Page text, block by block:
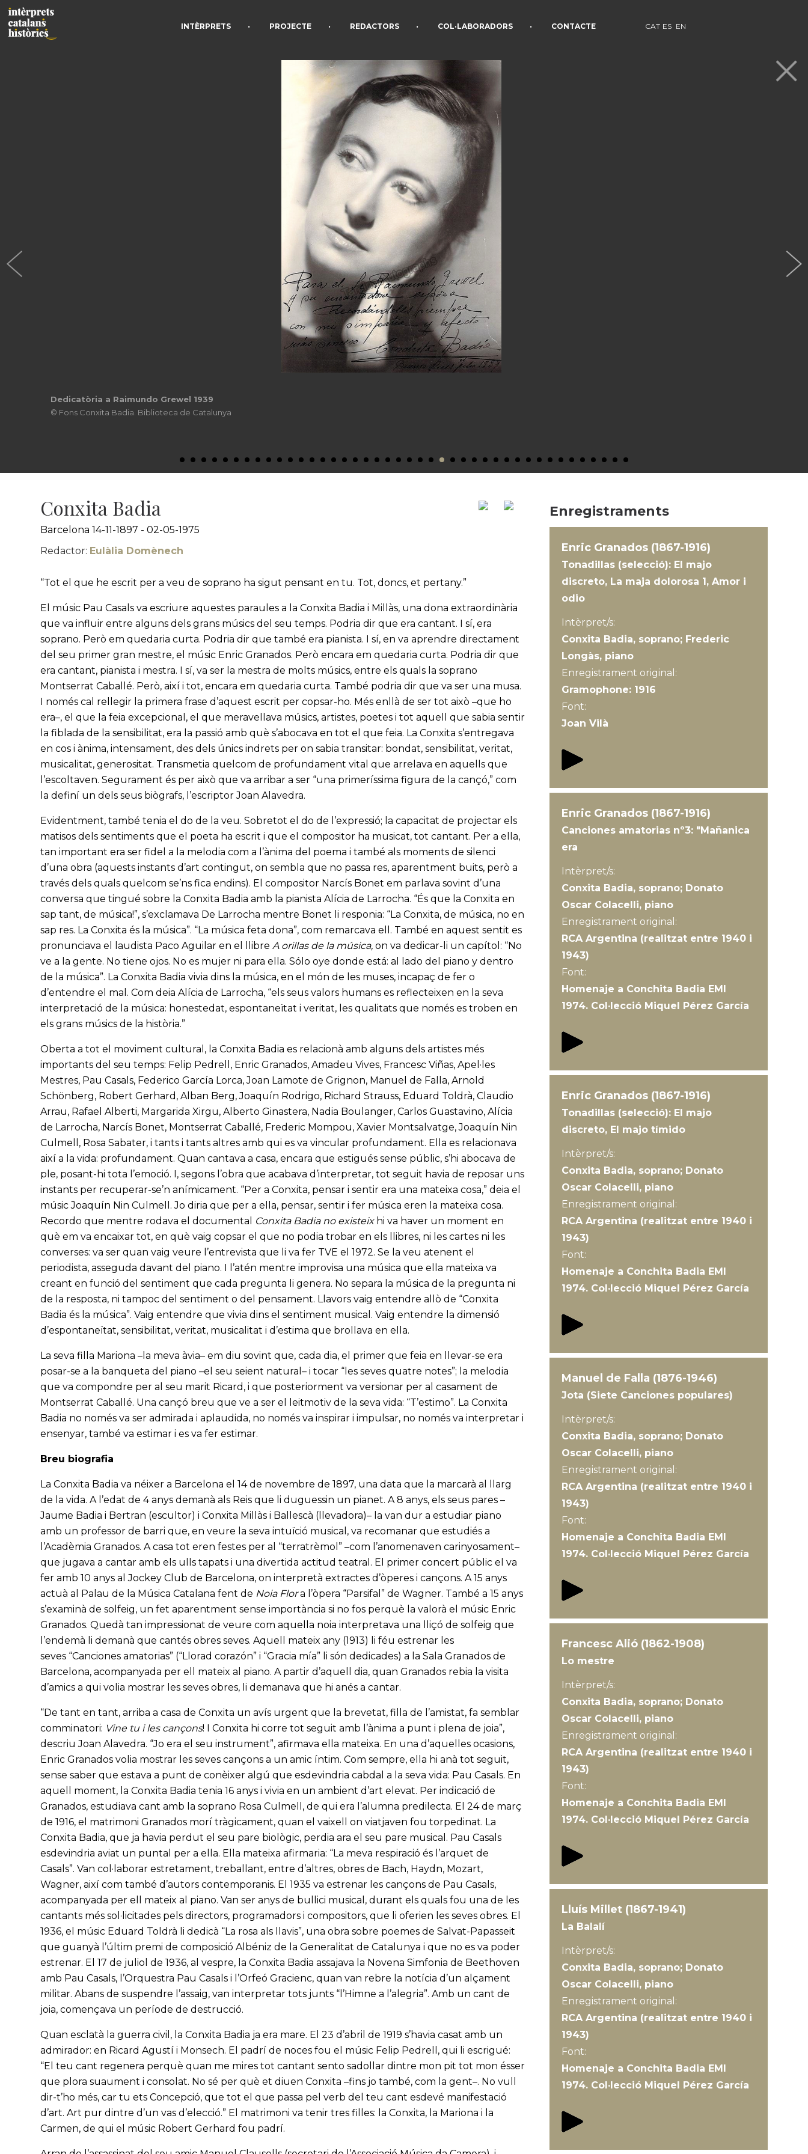
INTÈRPRETS • PROJECTE • REDACTORS • COL·LABORADORS • CONTACTE CAT ES EN
Dedicatòria a Raimundo Grewel 1939
© Fons Conxita Badia. Biblioteca de Catalunya
Conxita Badia
Barcelona 14-11-1897 - 02-05-1975
Redactor: Eulàlia Domènech
“Tot el que he escrit per a veu de soprano ha sigut pensant en tu. Tot, doncs, et pertany.”
El músic Pau Casals va escriure aquestes paraules a la Conxita Badia i Millàs, una dona extraordinària
que va influir entre alguns dels grans músics del seu temps. Podria dir que era cantant. I sí, era
soprano. Però em quedaria curta. Podria dir que també era pianista. I sí, en va aprendre directament
del seu primer gran mestre, el músic Enric Granados. Però encara em quedaria curta. Podria dir que
era cantant, pianista i mestra. I sí, va ser la mestra de molts músics, entre els quals la soprano
Montserrat Caballé. Però, així i tot, encara em quedaria curta. També podria dir que va ser una musa.
I només cal rellegir la primera frase d’aquest escrit per copsar-ho. Més enllà de ser tot això –que ho
era–, el que la feia excepcional, el que meravellava músics, artistes, poetes i tot aquell que sabia sentir
la fiblada de la sensibilitat, era la passió amb què s’abocava en tot el que feia. La Conxita s’entregava
en cos i ànima, intensament, des dels únics indrets per on sabia transitar: bondat, sensibilitat, veritat,
musicalitat, generositat. Transmetia quelcom de profundament vital que arrelava en aquells que
l’escoltaven. Segurament és per això que va arribar a ser “una primeríssima figura de la cançó,” com
la definí un dels seus biògrafs, l’escriptor Joan Alavedra.
Evidentment, també tenia el do de la veu. Sobretot el do de l’expressió; la capacitat de projectar els
matisos dels sentiments que el poeta ha escrit i que el compositor ha musicat, tot cantant. Per a ella,
tan important era ser fidel a la melodia com a l’ànima del poema i també als moments de silenci
d’una obra (aquests instants d’art contingut, on sembla que no passa res, aparentment buits, però a
través dels quals quelcom se’ns fica endins). El compositor Narcís Bonet em parlava sovint d’una
conversa que tingué sobre la Conxita Badia amb la pianista Alícia de Larrocha. “És que la Conxita en
sap tant, de música!”, s’exclamava De Larrocha mentre Bonet li responia: “La Conxita, de música, no en
sap res. La Conxita és la música”. “La música feta dona”, com remarcava ell. També en aquest sentit es
pronunciava el laudista Paco Aguilar en el llibreA orillas de la música, on va dedicar-li un capítol: “No
ve a la gente. No tiene ojos. No es mujer ni para ella. Sólo oye donde está: al lado del piano y dentro
de la música”. La Conxita Badia vivia dins la música, en el món de les muses, incapaç de fer o
d’entendre el mal. Com deia Alícia de Larrocha, “els seus valors humans es reflecteixen en la seva
interpretació de la música: honestedat, espontaneïtat i veritat, les qualitats que només es troben en
els grans músics de la història.”
Oberta a tot el moviment cultural, la Conxita Badia es relacionà amb alguns dels artistes més
importants del seu temps: Felip Pedrell, Enric Granados, Amadeu Vives, Francesc Viñas, Apel·les
Mestres, Pau Casals, Federico García Lorca, Joan Lamote de Grignon, Manuel de Falla, Arnold
Schönberg, Robert Gerhard, Alban Berg, Joaquín Rodrigo, Richard Strauss, Eduard Toldrà, Claudio
Arrau, Rafael Alberti, Margarida Xirgu, Alberto Ginastera, Nadia Boulanger, Carlos Guastavino, Alícia
de Larrocha, Narcís Bonet, Montserrat Caballé, Frederic Mompou, Xavier Montsalvatge, Joaquín Nin
Culmell, Rosa Sabater, i tants i tants altres amb qui es va vincular profundament. Ella es relacionava
així a la vida: profundament. Quan cantava a casa, encara que estigués sense públic, s’hi abocava de
ple, posant-hi tota l’emoció. I, segons l’obra que acabava d’interpretar, tot seguit havia de reposar uns
instants per recuperar-se’n anímicament. “Per a Conxita, pensar i sentir era una mateixa cosa,” deia el
músic Joaquín Nin Culmell. Jo diria que per a ella, pensar, sentir i fer música eren la mateixa cosa.
Recordo que mentre rodava el documental Conxita Badia no existeixhi va haver un moment en
què em va encaixar tot, en què vaig copsar el que no podia trobar en els llibres, ni les cartes ni les
converses: va ser quan vaig veure l’entrevista que li va fer TVE el 1972. Se la veu atenent el
periodista, asseguda davant del piano. I l’atén mentre improvisa una música que ella mateixa va
creant en funció del sentiment que cada pregunta li genera. No separa la música de la pregunta ni
de la resposta, ni tampoc del sentiment o del pensament. Llavors vaig entendre allò de “Conxita
Badia és la música”. Vaig entendre que vivia dins el sentiment musical. Vaig entendre la dimensió
d’espontaneïtat, sensibilitat, veritat, musicalitat i d’estima que brollava en ella.
La seva filla Mariona –la meva àvia– em diu sovint que, cada dia, el primer que feia en llevar-se era
posar-se a la banqueta del piano –el seu seient natural– i tocar “les seves quatre notes”; la melodia
que va compondre per al seu marit Ricard, i que posteriorment va versionar per al casament de
Montserrat Caballé. Una cançó breu que ve a ser el leitmotiv de la seva vida: “T’estimo”. La Conxita
Badia no només va ser admirada i aplaudida, no només va inspirar i impulsar, no només va interpretar i
ensenyar, també va estimar i es va fer estimar.
Breu biografia
La Conxita Badia va néixer a Barcelona el 14 de novembre de 1897, una data que la marcarà al llarg
de la vida. A l’edat de 4 anys demanà als Reis que li duguessin un pianet. A 8 anys, els seus pares –
Jaume Badia i Bertran (escultor) i Conxita Millàs i Ballescà (llevadora)– la van dur a estudiar piano
amb un professor de barri que, en veure la seva intuïció musical, va recomanar que estudiés a
l’Acadèmia Granados. A casa tot eren festes per al “terratrèmol” –com l’anomenaven carinyosament–
que jugava a cantar amb els ulls tapats i una divertida actitud teatral. El primer concert públic el va
fer amb 10 anys al Jockey Club de Barcelona, on interpretà extractes d’òperes i cançons. A 15 anys
actuà al Palau de la Música Catalana fent de Noia Flora l’òpera “Parsifal” de Wagner. També a 15 anys
s’examinà de solfeig, un fet aparentment sense importància si no fos perquè la valorà el músic Enric
Granados. Quedà tan impressionat de veure com aquella noia interpretava una lliçó de solfeig que
l’endemà li demanà que cantés obres seves. Aquell mateix any (1913) li féu estrenar les
seves “Canciones amatorias” (“Llorad corazón” i “Gracia mía” li són dedicades) a la Sala Granados de
Barcelona, acompanyada per ell mateix al piano. A partir d’aquell dia, quan Granados rebia la visita
d’amics a qui volia mostrar les seves obres, li demanava que hi anés a cantar.
“De tant en tant, arriba a casa de Conxita un avís urgent que la brevetat, filla de l’amistat, fa semblar
comminatori: Vine tu i les cançons! I Conxita hi corre tot seguit amb l’ànima a punt i plena de joia”,
descriu Joan Alavedra. “Jo era el seu instrument”, afirmava ella mateixa. En una d’aquelles ocasions,
Enric Granados volia mostrar les seves cançons a un amic íntim. Com sempre, ella hi anà tot seguit,
sense saber que estava a punt de conèixer algú que esdevindria cabdal a la seva vida: Pau Casals. En
aquell moment, la Conxita Badia tenia 16 anys i vivia en un ambient d’art elevat. Per indicació de
Granados, estudiava cant amb la soprano Rosa Culmell, de qui era l’alumna predilecta. El 24 de març
de 1916, el matrimoni Granados morí tràgicament, quan el vaixell on viatjaven fou torpedinat. La
Conxita Badia, que ja havia perdut el seu pare biològic, perdia ara el seu pare musical. Pau Casals
esdevindria aviat un puntal per a ella. Ella mateixa afirmaria: “La meva respiració és l’arquet de
Casals”. Van col·laborar estretament, treballant, entre d’altres, obres de Bach, Haydn, Mozart,
Wagner, així com també d’autors contemporanis. El 1935 va estrenar les cançons de Pau Casals,
acompanyada per ell mateix al piano. Van ser anys de bullici musical, durant els quals fou una de les
cantants més sol·licitades pels directors, programadors i compositors, que li oferien les seves obres. El
1936, el músic Eduard Toldrà li dedicà “La rosa als llavis”, una obra sobre poemes de Salvat-Papasseit
que guanyà l’últim premi de composició Albéniz de la Generalitat de Catalunya i que no es va poder
estrenar. El 17 de juliol de 1936, al vespre, la Conxita Badia assajava la Novena Simfonia de Beethoven
amb Pau Casals, l’Orquestra Pau Casals i l’Orfeó Gracienc, quan van rebre la notícia d’un alçament
militar. Abans de suspendre l’assaig, van interpretar tots junts “l’Himne a l’alegria”. Amb un cant de
joia, començava un període de destrucció.
Quan esclatà la guerra civil, la Conxita Badia ja era mare. El 23 d’abril de 1919 s’havia casat amb un
admirador: en Ricard Agustí i Monsech. El padrí de noces fou el músic Felip Pedrell, qui li escrigué:
“El teu cant regenera perquè quan me mires tot cantant sento sadollar dintre mon pit tot mon ésser
que plora suaument i consolat. No sé per què et diuen Conxita –fins jo també, com la gent–. No vull
dir-t’ho més, car tu ets Concepció, que tot el que passa pel verb del teu cant esdevé manifestació
d’art. Art pur dintre d’un vas d’elecció.” El matrimoni va tenir tres filles: la Conxita, la Mariona i la
Carmen, de qui el músic Robert Gerhard fou padrí.
Enregistraments
Enric Granados (1867-1916)
Tonadillas (selecció): El majo
discreto, La maja dolorosa 1, Amor i
odio
Intèrpret/s:
Conxita Badia, soprano; Frederic
Longàs, piano
Enregistrament original:
Gramophone: 1916
Font:
Joan Vilà
Enric Granados (1867-1916)
Canciones amatorias nº3: "Mañanica
era
Intèrpret/s:
Conxita Badia, soprano; Donato
Oscar Colacelli, piano
Enregistrament original:
RCA Argentina (realitzat entre 1940 i
1943)
Font:
Homenaje a Conchita Badia EMI
1974. Col·lecció Miquel Pérez García
Enric Granados (1867-1916)
Tonadillas (selecció): El majo
discreto, El majo tímido
Intèrpret/s:
Conxita Badia, soprano; Donato
Oscar Colacelli, piano
Enregistrament original:
RCA Argentina (realitzat entre 1940 i
1943)
Font:
Homenaje a Conchita Badia EMI
1974. Col·lecció Miquel Pérez García
Manuel de Falla (1876-1946)
Jota (Siete Canciones populares)
Intèrpret/s:
Conxita Badia, soprano; Donato
Oscar Colacelli, piano
Enregistrament original:
RCA Argentina (realitzat entre 1940 i
1943)
Font:
Homenaje a Conchita Badia EMI
1974. Col·lecció Miquel Pérez García
Francesc Alió (1862-1908)
Lo mestre
Intèrpret/s:
Conxita Badia, soprano; Donato
Oscar Colacelli, piano
Enregistrament original:
RCA Argentina (realitzat entre 1940 i
1943)
Font:
Homenaje a Conchita Badia EMI
1974. Col·lecció Miquel Pérez García
Lluís Millet (1867-1941)
La Balalí
Intèrpret/s:
Conxita Badia, soprano; Donato
Oscar Colacelli, piano
Enregistrament original:
RCA Argentina (realitzat entre 1940 i
1943)
Font:
Homenaje a Conchita Badia EMI
1974. Col·lecció Miquel Pérez García